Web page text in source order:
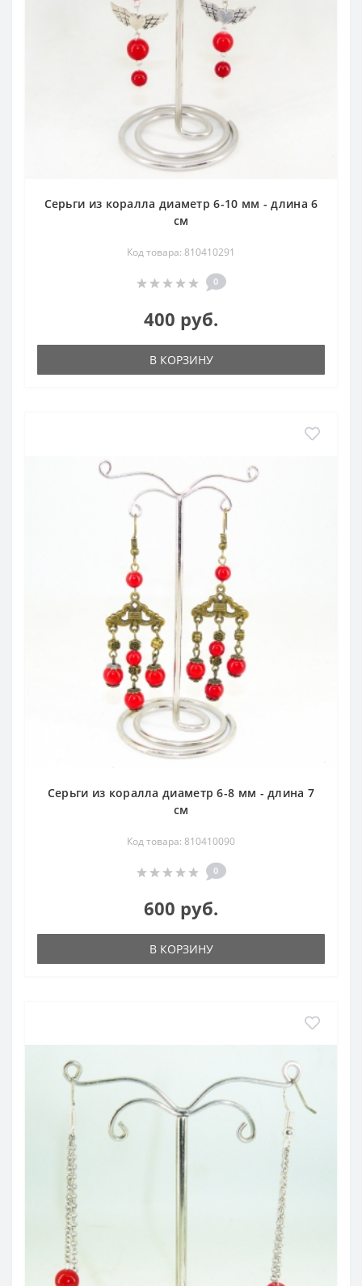
Серьги из коралла диаметр 6-10 мм - длина 6
см
Код товара: 810410291
0
400 руб.
В КОРЗИНУ
Серьги из коралла диаметр 6-8 мм - длина 7
см
Код товара: 810410090
0
600 руб.
В КОРЗИНУ